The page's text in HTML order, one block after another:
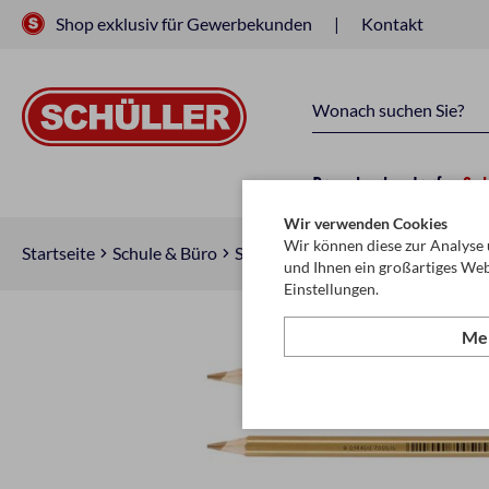
Shop exklusiv für Gewerbekunden Kontakt
Raucherbedarf
Startseite Schule & Büro Schreiben, Zeichnen & Korrigieren
Wir verwenden Cookies
Wir können diese zur
und Ihnen ein großartiges
Einstellungen.